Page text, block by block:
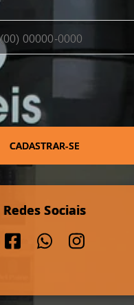
CADASTRAR-SE
Redes Sociais